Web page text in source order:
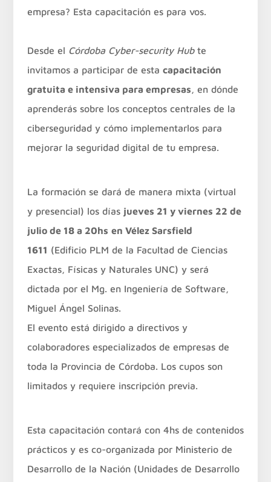
empresa? Esta capacitación es para vos.
Desde el Córdoba Cyber-security Hubte
invitamos a participar de esta capacitación
gratuita e intensiva para empresas, en dónde
aprenderás sobre los conceptos centrales de la
ciberseguridad y cómo implementarlos para
mejorar la seguridad digital de tu empresa.
La formación se dará de manera mixta (virtual
y presencial) los días jueves 21 y viernes 22 de
julio de 18 a 20hs en Vélez Sarsfield
1611 (Edificio PLM de la Facultad de Ciencias
Exactas, Físicas y Naturales UNC) y será
dictada por el Mg. en Ingeniería de Software,
Miguel Ángel Solinas.
El evento está dirigido a directivos y
colaboradores especializados de empresas de
toda la Provincia de Córdoba. Los cupos son
limitados y requiere inscripción previa.
Esta capacitación contará con 4hs de contenidos
prácticos y es co-organizada por Ministerio de
Desarrollo de la Nación (Unidades de Desarrollo